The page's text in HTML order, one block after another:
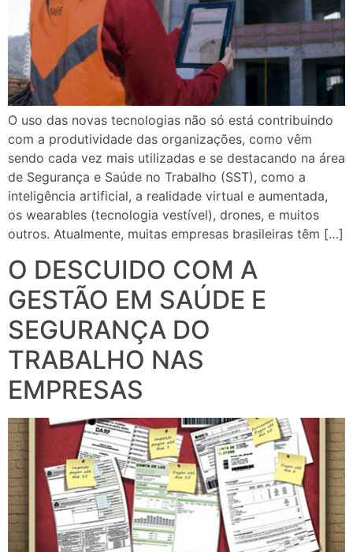
O uso das novas tecnologias não só está contribuindo
com a produtividade das organizações, como vêm
sendo cada vez mais utilizadas e se destacando na área
de Segurança e Saúde no Trabalho (SST), como a
inteligência artificial, a realidade virtual e aumentada,
os wearables (tecnologia vestível), drones, e muitos
outros. Atualmente, muitas empresas brasileiras têm […]
O DESCUIDO COM A
GESTÃO EM SAÚDE E
SEGURANÇA DO
TRABALHO NAS
EMPRESAS